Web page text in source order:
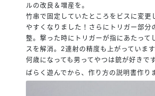
ルの改良＆増産を。
竹串で固定していたところをビスに変更
やすくなりました！さらにトリガー部分
整。撃った時にトリガーが指にあたって
スを解消。2連射の精度も上がっています
何歳になっても男ってやつは銃が好きで
ばらく遊んでから、作り方の説明書作り